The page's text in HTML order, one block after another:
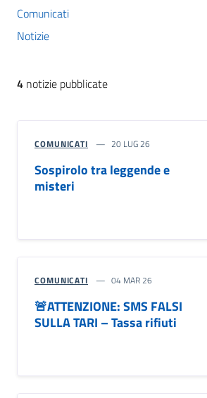
Comunicati
Notizie
4 notizie pubblicate
COMUNICATI 20 LUG 26
Sospirolo tra leggende e
misteri
COMUNICATI 04 MAR 26
🚨ATTENZIONE: SMS FALSI
SULLA TARI – Tassa rifiuti